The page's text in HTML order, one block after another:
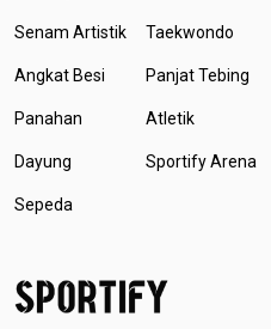
Senam Artistik
Angkat Besi
Panahan
Dayung
Sepeda
Taekwondo
Panjat Tebing
Atletik
Sportify Arena